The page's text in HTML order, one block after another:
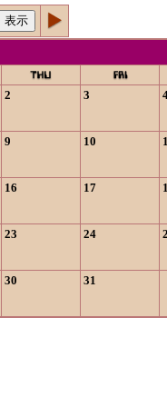
2 3
9 10
16 17
23 24
30 31